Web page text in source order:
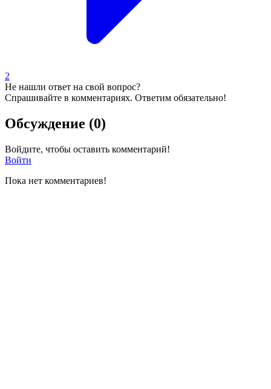
2
Не нашли ответ на свой вопрос?
Спрашивайте в комментариях. Ответим обязательно!
Обсуждение (0)
Войдите, чтобы оставить комментарий!
Войти
Пока нет комментариев!